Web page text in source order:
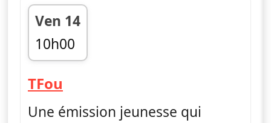
Ven 14
10h00
fin 10h55
TFou
Une émission jeunesse qui